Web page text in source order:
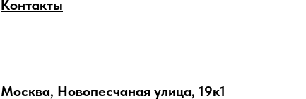
Контакты
Москва, Новопесчаная улица, 19к1